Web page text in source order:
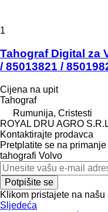
1
Tahograf Digital za
/ 85013821 /
Cijena na upit
Tahograf
Rumunija, Cristesti
ROYAL DRU AGRO
Kontaktirajte prodavca
Pretplatite se na
tahografi Volvo
Potpišite se
Klikom pristajete na našu
Sljedeća